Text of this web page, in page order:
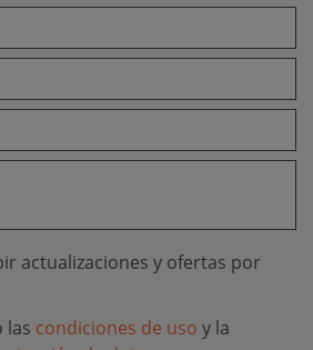
actualizaciones y ofertas por
las condiciones de uso y la